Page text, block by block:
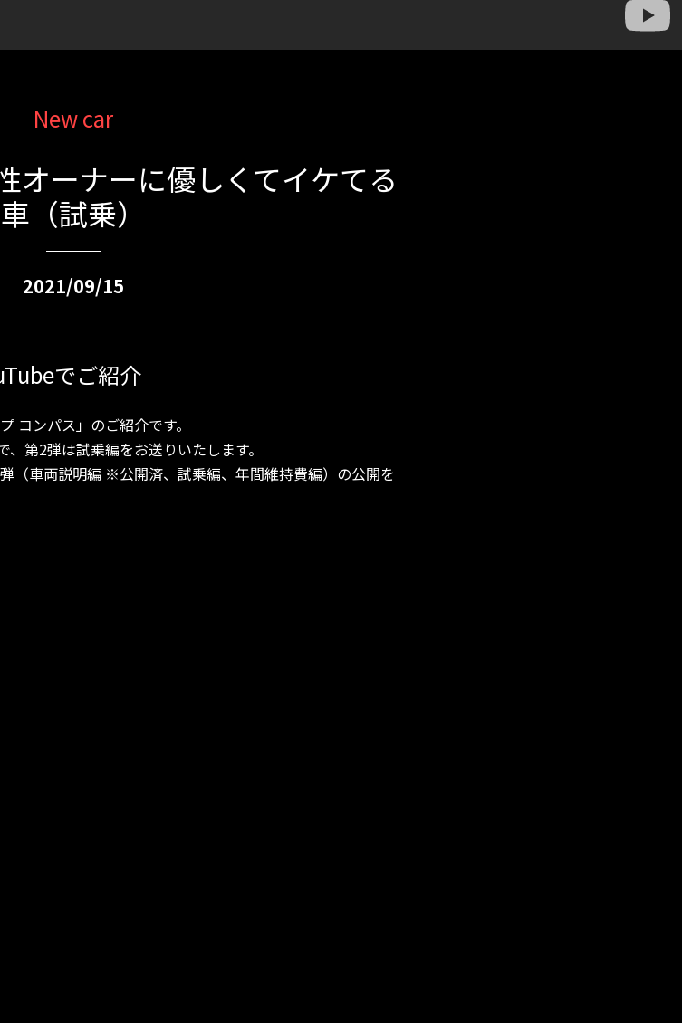
New car
オーナーに優しくてイケてる
車（試乗）
2021/09/15
でご紹介
コンパス」のご紹介です。
第2弾は試乗編をお送りいたします。
（車両説明編 ※公開済、試乗編、年間維持費編）の公開を